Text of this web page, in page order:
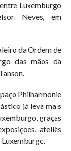
Luxemburgo
Neves, em
da Ordem de
das mãos da
Philharmonie
já leva mais
graças
ateliês
Luxemburgo.